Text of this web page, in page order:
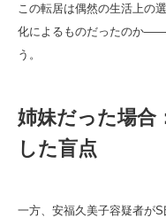
この転居は偶然の生活上の
化によるものだったのか――
う。
姉妹だった場合
した盲点
一方、安福久美子容疑者が